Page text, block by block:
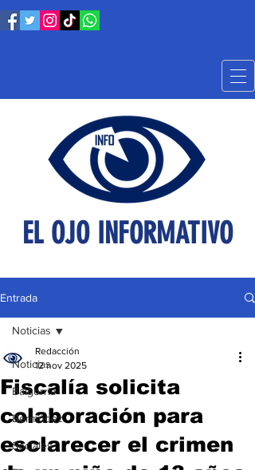
EL OJO INFORMATIVO
Entrada
Noticias
Baigorria
Bermúdez
Sociales
Noticias
Fiscalía solicita
colaboración para
esclarecer el crimen
Redacción
12 nov 2025